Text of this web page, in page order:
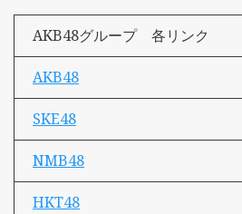
AKB48グループ 各リンク
AKB48
SKE48
NMB48
HKT48